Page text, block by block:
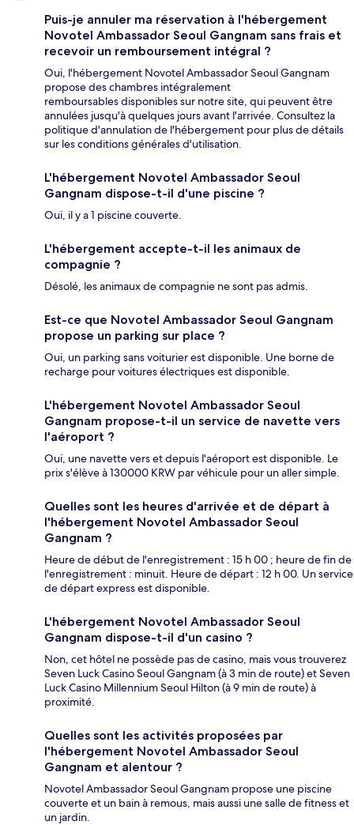
Puis-je annuler ma réservation à l'hébergement
Novotel Ambassador Seoul Gangnam sans frais et
recevoir un remboursement intégral ?
Oui, l'hébergement Novotel Ambassador Seoul Gangnam
propose des chambres intégralement
remboursables disponibles sur notre site, qui peuvent être
annulées jusqu'à quelques jours avant l'arrivée. Consultez la
politique d'annulation de l'hébergement pour plus de détails
sur les conditions générales d'utilisation.
L'hébergement Novotel Ambassador Seoul
Gangnam dispose-t-il d'une piscine ?
Oui, il y a 1 piscine couverte.
L'hébergement accepte-t-il les animaux de
compagnie ?
Désolé, les animaux de compagnie ne sont pas admis.
Est-ce que Novotel Ambassador Seoul Gangnam
propose un parking sur place ?
Oui, un parking sans voiturier est disponible. Une borne de
recharge pour voitures électriques est disponible.
L'hébergement Novotel Ambassador Seoul
Gangnam propose-t-il un service de navette vers
l'aéroport ?
Oui, une navette vers et depuis l'aéroport est disponible. Le
prix s'élève à 130000 KRW par véhicule pour un aller simple.
Quelles sont les heures d'arrivée et de départ à
l'hébergement Novotel Ambassador Seoul
Gangnam ?
Heure de début de l'enregistrement : 15 h 00 ; heure de fin de
l'enregistrement : minuit. Heure de départ : 12 h 00. Un service
de départ express est disponible.
L'hébergement Novotel Ambassador Seoul
Gangnam dispose-t-il d'un casino ?
Non, cet hôtel ne possède pas de casino, mais vous trouverez
Seven Luck Casino Seoul Gangnam (à 3 min de route) et Seven
Luck Casino Millennium Seoul Hilton (à 9 min de route) à
proximité.
Quelles sont les activités proposées par
l'hébergement Novotel Ambassador Seoul
Gangnam et alentour ?
Novotel Ambassador Seoul Gangnam propose une piscine
couverte et un bain à remous, mais aussi une salle de fitness et
un jardin.